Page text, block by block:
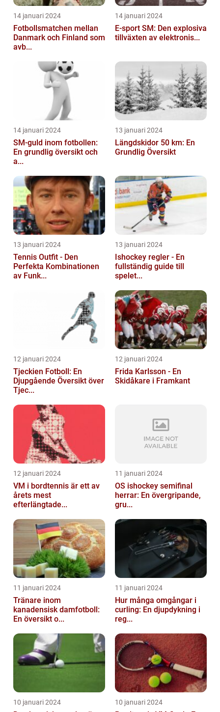
14 januari 2024
Fotbollsmatchen mellan
Danmark och Finland som
avb...
14 januari 2024
E-sport SM: Den explosiva
tillväxten av elektronis...
14 januari 2024
SM-guld inom fotbollen:
En grundlig översikt och
a...
13 januari 2024
Längdskidor 50 km: En
Grundlig Översikt
13 januari 2024
Tennis Outfit - Den
Perfekta Kombinationen
av Funk...
13 januari 2024
Ishockey regler - En
fullständig guide till
spelet...
12 januari 2024
Tjeckien Fotboll: En
Djupgående Översikt över
Tjec...
12 januari 2024
Frida Karlsson - En
Skidåkare i Framkant
12 januari 2024
VM i bordtennis är ett av
årets mest
efterlängtade...
11 januari 2024
OS ishockey semifinal
herrar: En övergripande,
gru...
11 januari 2024
Tränare inom
kanadensisk damfotboll:
En översikt o...
11 januari 2024
Hur många omgångar i
curling: En djupdykning i
reg...
10 januari 2024 10 januari 2024